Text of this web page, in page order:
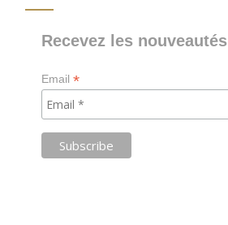
Recevez les nouveautés
Email*